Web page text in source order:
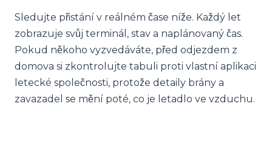
Sledujte přistání v reálném čase níže. Každý let
zobrazuje svůj terminál, stav a naplánovaný čas.
Pokud někoho vyzvedáváte, před odjezdem z
domova si zkontrolujte tabuli proti vlastní aplikaci
letecké společnosti, protože detaily brány a
zavazadel se mění poté, co je letadlo ve vzduchu.